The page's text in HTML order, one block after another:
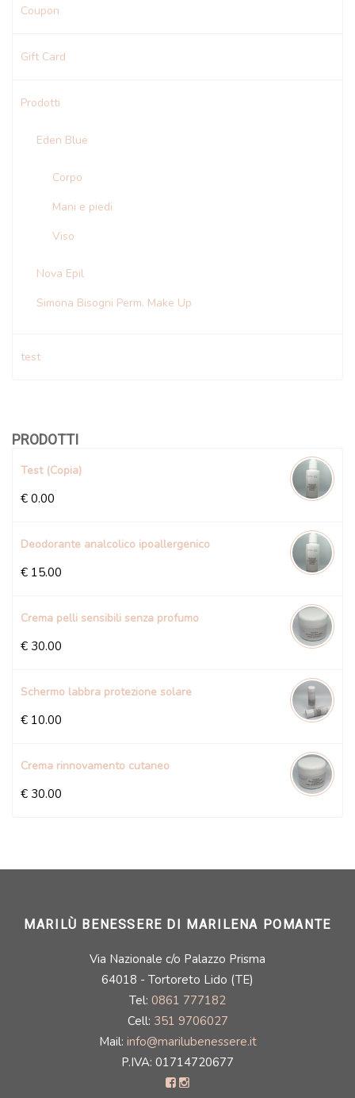
Coupon
Gift Card
Prodotti
Eden Blue
Corpo
Mani e piedi
Viso
Nova Epil
Simona Bisogni Perm. Make Up
test
PRODOTTI
Test (Copia)
€ 0.00
Deodorante analcolico ipoallergenico
€ 15.00
Crema pelli sensibili senza profumo
€ 30.00
Schermo labbra protezione solare
€ 10.00
Crema rinnovamento cutaneo
€ 30.00
MARILÙ BENESSERE DI MARILENA POMANTE
Via Nazionale c/o Palazzo Prisma
64018 - Tortoreto Lido (TE)
Tel: 0861 777182
Cell: 351 9706027
Mail: info@marilubenessere.it
P.IVA: 01714720677